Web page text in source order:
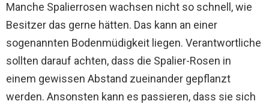
Manche Spalierrosen wachsen nicht so schnell, wie
Besitzer das gerne hätten. Das kann an einer
sogenannten Bodenmüdigkeit liegen. Verantwortliche
sollten darauf achten, dass die Spalier-Rosen in
einem gewissen Abstand zueinander gepflanzt
werden. Ansonsten kann es passieren, dass sie sich